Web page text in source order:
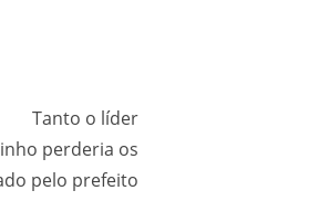
o líder
perderia os
pelo prefeito